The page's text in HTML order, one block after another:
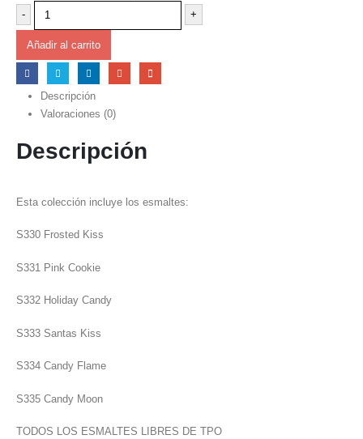
-
+
Añadir al carrito
Descripción
Valoraciones (0)
Descripción
Esta colección incluye los esmaltes:
S330 Frosted Kiss
S331 Pink Cookie
S332 Holiday Candy
S333 Santas Kiss
S334 Candy Flame
S335 Candy Moon
TODOS LOS ESMALTES LIBRES DE TPO